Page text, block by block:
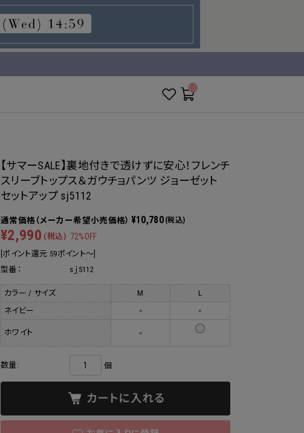
__ITM_CNT__
【サマーSALE】裏地付きで透けずに安心！フレンチ
スリーブトップス＆ガウチョパンツ ジョーゼット
セットアップ sj5112
¥10,780 (税込)
¥2,990 (税込) 72%OFF
[ポイント還元 59ポイント～]
型番：
sｊ5112
カラー / サイズ M
L
ネイビー
× ×
ホワイト ×
数量: 個